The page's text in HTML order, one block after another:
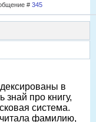
# 345
в
знай про книгу,
система.
фамилию,